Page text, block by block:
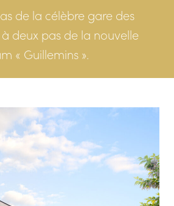
de la célèbre gare des
deux pas de la nouvelle
« Guillemins ».